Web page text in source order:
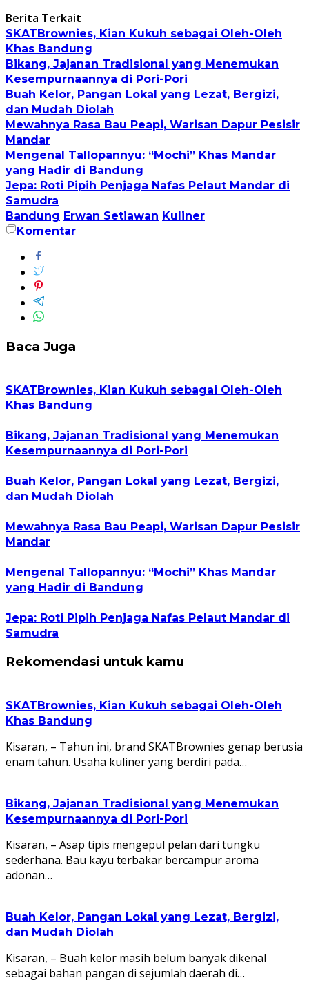
Berita Terkait
SKATBrownies, Kian Kukuh sebagai Oleh-Oleh
Khas Bandung
Bikang, Jajanan Tradisional yang Menemukan
Kesempurnaannya di Pori-Pori
Buah Kelor, Pangan Lokal yang Lezat, Bergizi,
dan Mudah Diolah
Mewahnya Rasa Bau Peapi, Warisan Dapur Pesisir
Mandar
Mengenal Tallopannyu: “Mochi” Khas Mandar
yang Hadir di Bandung
Jepa: Roti Pipih Penjaga Nafas Pelaut Mandar di
Samudra
Bandung Erwan Setiawan Kuliner
Komentar
Baca Juga
SKATBrownies, Kian Kukuh sebagai Oleh-Oleh
Khas Bandung
Bikang, Jajanan Tradisional yang Menemukan
Kesempurnaannya di Pori-Pori
Buah Kelor, Pangan Lokal yang Lezat, Bergizi,
dan Mudah Diolah
Mewahnya Rasa Bau Peapi, Warisan Dapur Pesisir
Mandar
Mengenal Tallopannyu: “Mochi” Khas Mandar
yang Hadir di Bandung
Jepa: Roti Pipih Penjaga Nafas Pelaut Mandar di
Samudra
Rekomendasi untuk kamu
SKATBrownies, Kian Kukuh sebagai Oleh-Oleh
Khas Bandung
Kisaran, – Tahun ini, brand SKATBrownies genap berusia
enam tahun. Usaha kuliner yang berdiri pada…
Bikang, Jajanan Tradisional yang Menemukan
Kesempurnaannya di Pori-Pori
Kisaran, – Asap tipis mengepul pelan dari tungku
sederhana. Bau kayu terbakar bercampur aroma
adonan…
Buah Kelor, Pangan Lokal yang Lezat, Bergizi,
dan Mudah Diolah
Kisaran, – Buah kelor masih belum banyak dikenal
sebagai bahan pangan di sejumlah daerah di…